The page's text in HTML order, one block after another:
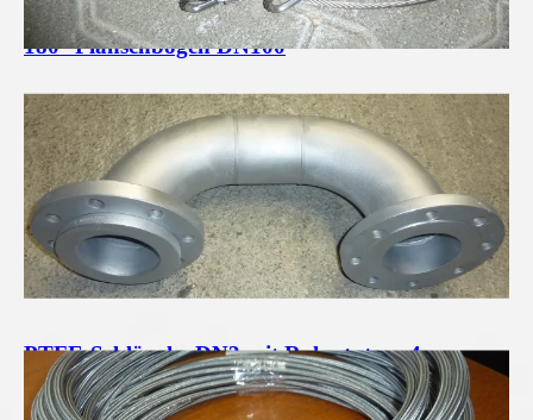
180° Flanschbogen DN100
PTFE-Schläuche DN3 mit Rohrstutzen 4mm